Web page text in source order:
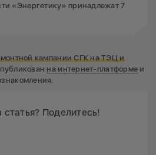
«Энергетику» принадлежат 7
кампании СГК на ТЭЦ и
на интернет-платформе и
Поделитесь!